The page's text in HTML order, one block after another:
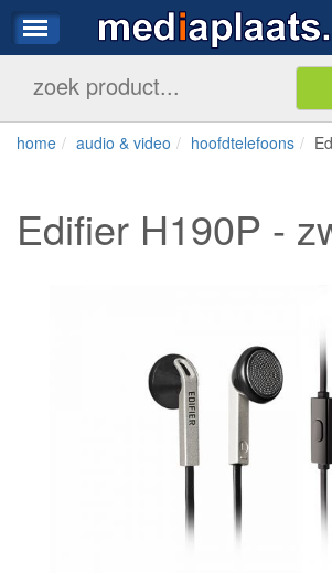
home audio & video hoofdtelefoons
Edifier H190P -